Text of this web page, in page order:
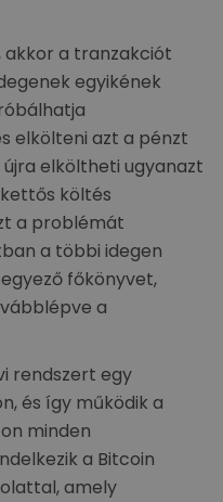
akkor a tranzakciót
egyikének
elkölteni azt a pénzt
elköltheti ugyanazt
költés
a problémát
a többi idegen
főkönyvet,
a
rendszert egy
és így működik a
minden
a Bitcoin
amely